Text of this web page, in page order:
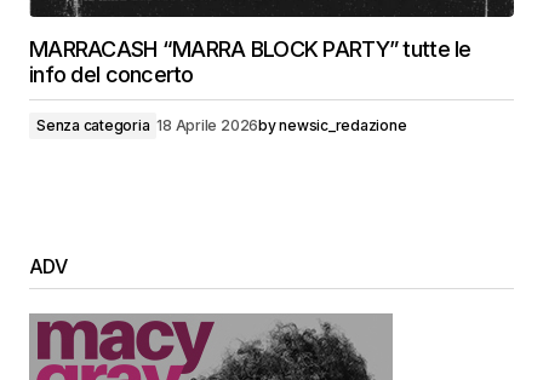
MARRACASH “MARRA BLOCK PARTY” tutte le
info del concerto
Senza categoria 18 Aprile 2026bynewsic_redazione
ADV